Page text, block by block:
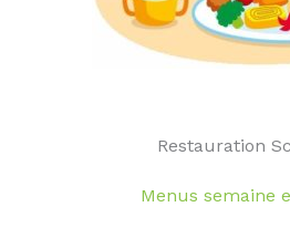
Restauration
Menus semaine